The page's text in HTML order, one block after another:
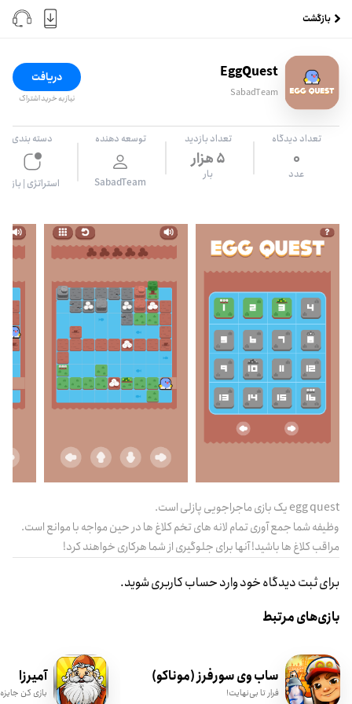
بازگشت
EggQuest
SabadTeam
دریافت
نیاز به خرید اشتراک
تعداد دیدگاه
0
عدد
تعداد بازدید
۵ هزار
بار
توسعه دهنده
SabadTeam
دسته بندی
استراتژی | بازی
egg quest یک بازی ماجراجویی پازلی است.
وظیفه شما جمع آوری تمام لانه های تخم کلاغ ها در حین مواجه با موانع است.
مراقب کلاغ ها باشید! آنها برای جلوگیری از شما هرکاری خواهند کرد!
برای ثبت دیدگاه خود وارد حساب کاربری شوید.
بازی‌های مرتبط
ساب وی سورفرز (موناکو)
فرار تا بی‌نهایت!
آمیرزا
بازی کن